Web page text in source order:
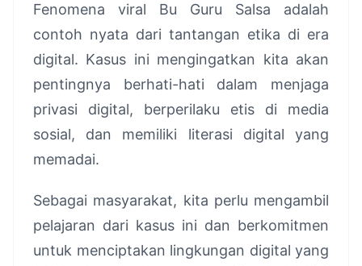
Fenomena viral Bu Guru Salsa adalah
contoh nyata dari tantangan etika di era
digital. Kasus ini mengingatkan kita akan
pentingnya berhati-hati dalam menjaga
privasi digital, berperilaku etis di media
sosial, dan memiliki literasi digital yang
memadai.
Sebagai masyarakat, kita perlu mengambil
pelajaran dari kasus ini dan berkomitmen
untuk menciptakan lingkungan digital yang